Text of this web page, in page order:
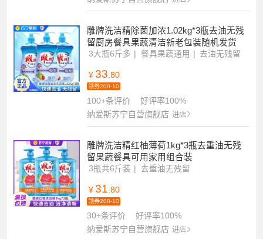
雕牌洗洁精除菌加浓1.02kg*3瓶去油无残
留厨房餐具果蔬清洁新老包装随机发货
3大瓶6斤多 餐具果蔬通用 去油无残留
￥ 33 .80
领券200-10
100+条评价
好评率100%
纳爱斯苏宁自营旗舰店 进店
雕牌洗洁精红柚薄荷1kg*3瓶去重油无残
留果蔬餐具可用家用组合装
3瓶共6斤装
去重油无残留
￥ 31.80
领券200-10
30+条评价
好评率100%
纳爱斯苏宁自营旗舰店 进店